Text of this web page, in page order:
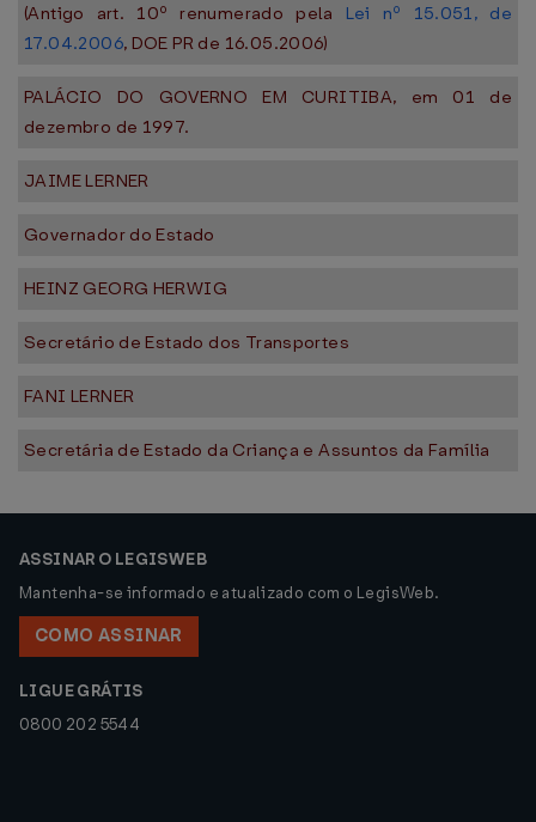
(Antigo art. 10º renumerado pela Lei nº 15.051, de
17.04.2006, DOE PR de 16.05.2006)
PALÁCIO DO GOVERNO EM CURITIBA, em 01 de
dezembro de 1997.
JAIME LERNER
Governador do Estado
HEINZ GEORG HERWIG
Secretário de Estado dos Transportes
FANI LERNER
Secretária de Estado da Criança e Assuntos da Família
ASSINAR O LEGISWEB
Mantenha-se informado e atualizado com o LegisWeb.
COMO ASSINAR
LIGUE GRÁTIS
0800 202 5544